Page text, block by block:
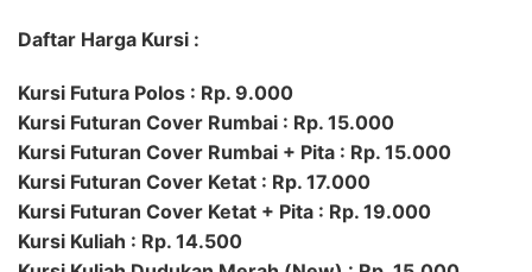
Daftar Harga Kursi :
Kursi Futura Polos : Rp. 9.000
Kursi Futuran Cover Rumbai : Rp. 15.000
Kursi Futuran Cover Rumbai + Pita : Rp. 15.000
Kursi Futuran Cover Ketat : Rp. 17.000
Kursi Futuran Cover Ketat + Pita : Rp. 19.000
Kursi Kuliah : Rp. 14.500